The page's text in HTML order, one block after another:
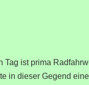
ist prima
in dieser Gegend